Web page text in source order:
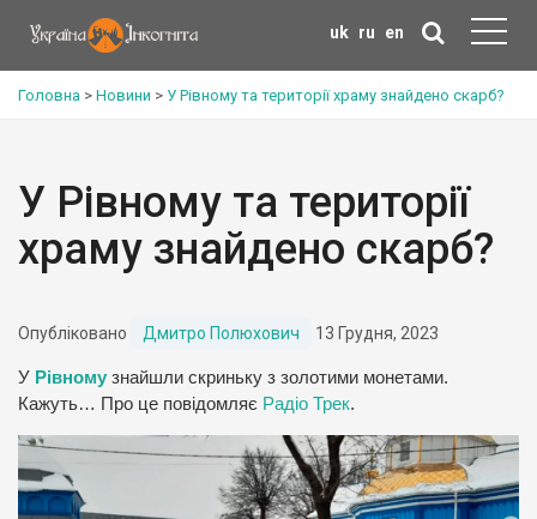
uk ru en
Головна > Новини > У Рівному та території храму знайдено скарб?
У Рівному та території
храму знайдено скарб?
Опубліковано Дмитро Полюхович 13 Грудня, 2023
У Рівному знайшли скриньку з золотими монетами.
Кажуть… Про це повідомляє Радіо Трек.